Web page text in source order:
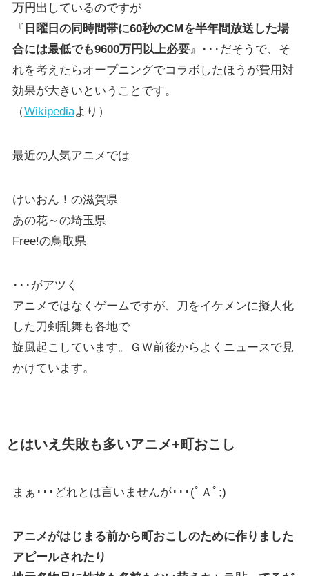
万円 出しているのですが
『 日曜日の同時間帯に60秒のCMを半年間放送した場
合には最低でも9600万円以上必要』･･･だそうで、そ
れを考えたらオープニングでコラボしたほうが費用対
効果が大きいということです。
（Wikipediaより）
最近の人気アニメでは
けいおん！の滋賀県
あの花～の埼玉県
Free!の鳥取県
･･･がアツく
アニメではなくゲームですが、刀をイケメンに擬人化
した刀剣乱舞も各地で
旋風起こしています。ＧＷ前後からよくニュースで見
かけています。
とはいえ失敗も多いアニメ+町おこし
まぁ･･･どれとは言いませんが･･･(ﾟＡﾟ;)
アニメがはじまる前から町おこしのために作りました
アピールされたり